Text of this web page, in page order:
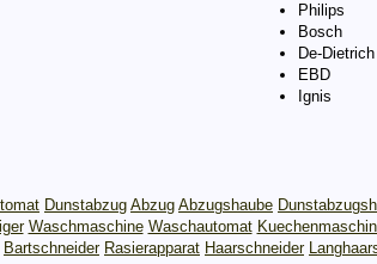
Philips
Bosch
De-Dietrich
EBD
Ignis
Dunstabzug Abzug Abzugshaube
Waschmaschine Waschautomat
Bartschneider Rasierapparat Haarschneider